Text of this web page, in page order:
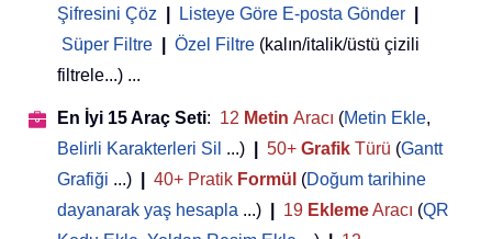
Şifresini Çöz
Listeye Göre E-posta Gönder
Süper Filtre
Özel Filtre (kalın/italik/üstü çizili
filtrele...) ...
En İyi 15 Araç Seti: 12 Metin Aracı (Metin Ekle,
Belirli Karakterleri Sil ...) 50+ Grafik Türü (Gantt
Grafiği ...) 40+ Pratik Formül (Doğum tarihine
dayanarak yaş hesapla ...) 19 EklemeAracı (QR